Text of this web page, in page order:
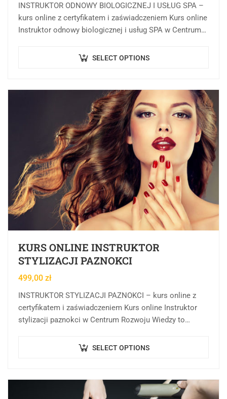
INSTRUKTOR ODNOWY BIOLOGICZNEJ I USŁUG SPA –
kurs online z certyfikatem i zaświadczeniem Kurs online
Instruktor odnowy biologicznej i usług SPA w Centrum
SELECT OPTIONS
KURS ONLINE INSTRUKTOR
STYLIZACJI PAZNOKCI
499,00 zł
INSTRUKTOR STYLIZACJI PAZNOKCI – kurs online z
certyfikatem i zaświadczeniem Kurs online Instruktor
stylizacji paznokci w Centrum Rozwoju Wiedzy to
jest rozwijanie, porządkowanie…
SELECT OPTIONS